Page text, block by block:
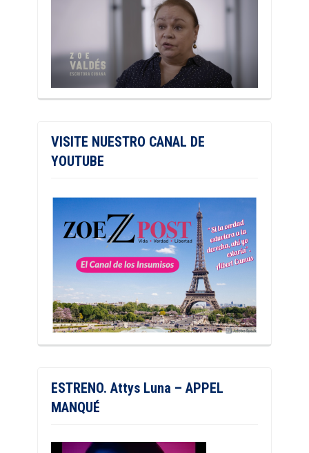
VISITE NUESTRO CANAL DE
YOUTUBE
ESTRENO. Attys Luna – APPEL
MANQUÉ